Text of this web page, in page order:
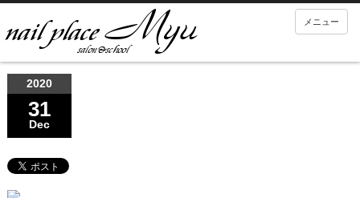
メニュー
2020
31
Dec